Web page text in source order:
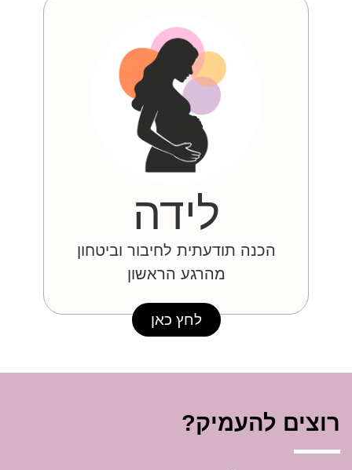
לידה
הכנה תודעתית לחיבור וביטחון
מהרגע הראשון
לחץ כאן
רוצים להעמיק?